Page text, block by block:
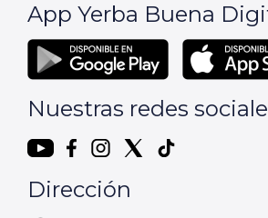
App Yerba Buena
Nuestras redes
Dirección